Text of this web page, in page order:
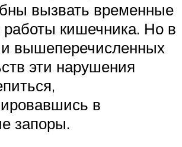
вызвать временные
кишечника. Но в
вышеперечисленных
эти нарушения
в
запоры.